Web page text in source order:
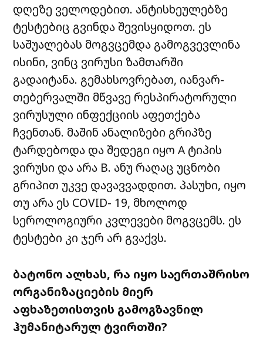
დღეზე ველოდებით. ანტისხეულებზე
ტესტებიც გვინდა შევისყიდოთ. ეს
საშუალებას მოგვცემდა გამოგვევლინა
ისინი, ვინც ვირუსი ზამთარში
გადაიტანა. გემახსოვრებათ, იანვარ-
თებერვალში მწვავე რესპირატორული
ვირუსული ინფექციის აფეთქება
ჩვენთან. მაშინ ანალიზები გრიპზე
ტარდებოდა და შედეგი იყო A ტიპის
ვირუსი და არა B. ანუ რაღაც უცნობი
გრიპით უკვე დავავვადდით. პასუხი, იყო
თუ არა ეს COVID- 19, მხოლოდ
სეროლოგიური კვლევები მოგვცემს. ეს
ტესტები კი ჯერ არ გვაქვს.
ბატონო ალხას, რა იყო საერთაშრისო
ორგანიზაციების მიერ
აფხაზეთისთვის გამოგზავნილ
ჰუმანიტარულ ტვირთში?